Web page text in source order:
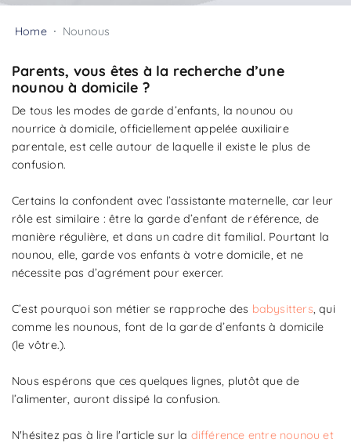
Home Nounous
Parents, vous êtes à la recherche d’une
nounou à domicile ?
De tous les modes de garde d’enfants, la nounou ou
nourrice à domicile, officiellement appelée auxiliaire
parentale, est celle autour de laquelle il existe le plus de
confusion.
Certains la confondent avec l’assistante maternelle, car leur
rôle est similaire : être la garde d’enfant de référence, de
manière régulière, et dans un cadre dit familial. Pourtant la
nounou, elle, garde vos enfants à votre domicile, et ne
nécessite pas d’agrément pour exercer.
C’est pourquoi son métier se rapproche des babysitters , qui
comme les nounous, font de la garde d’enfants à domicile
(le vôtre.).
Nous espérons que ces quelques lignes, plutôt que de
l’alimenter, auront dissipé la confusion.
N'hésitez pas à lire l'article sur la différence entre nounou et